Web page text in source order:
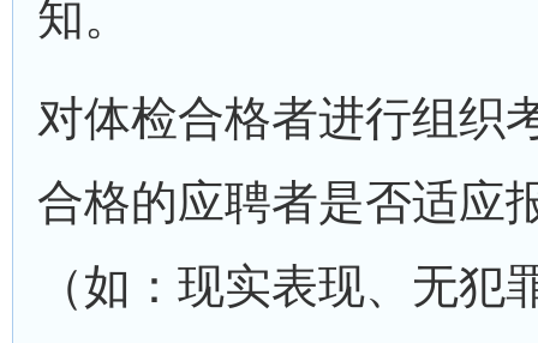
知。
对体检合格者进行组织
合格的应聘者是否适应
（如：现实表现、无